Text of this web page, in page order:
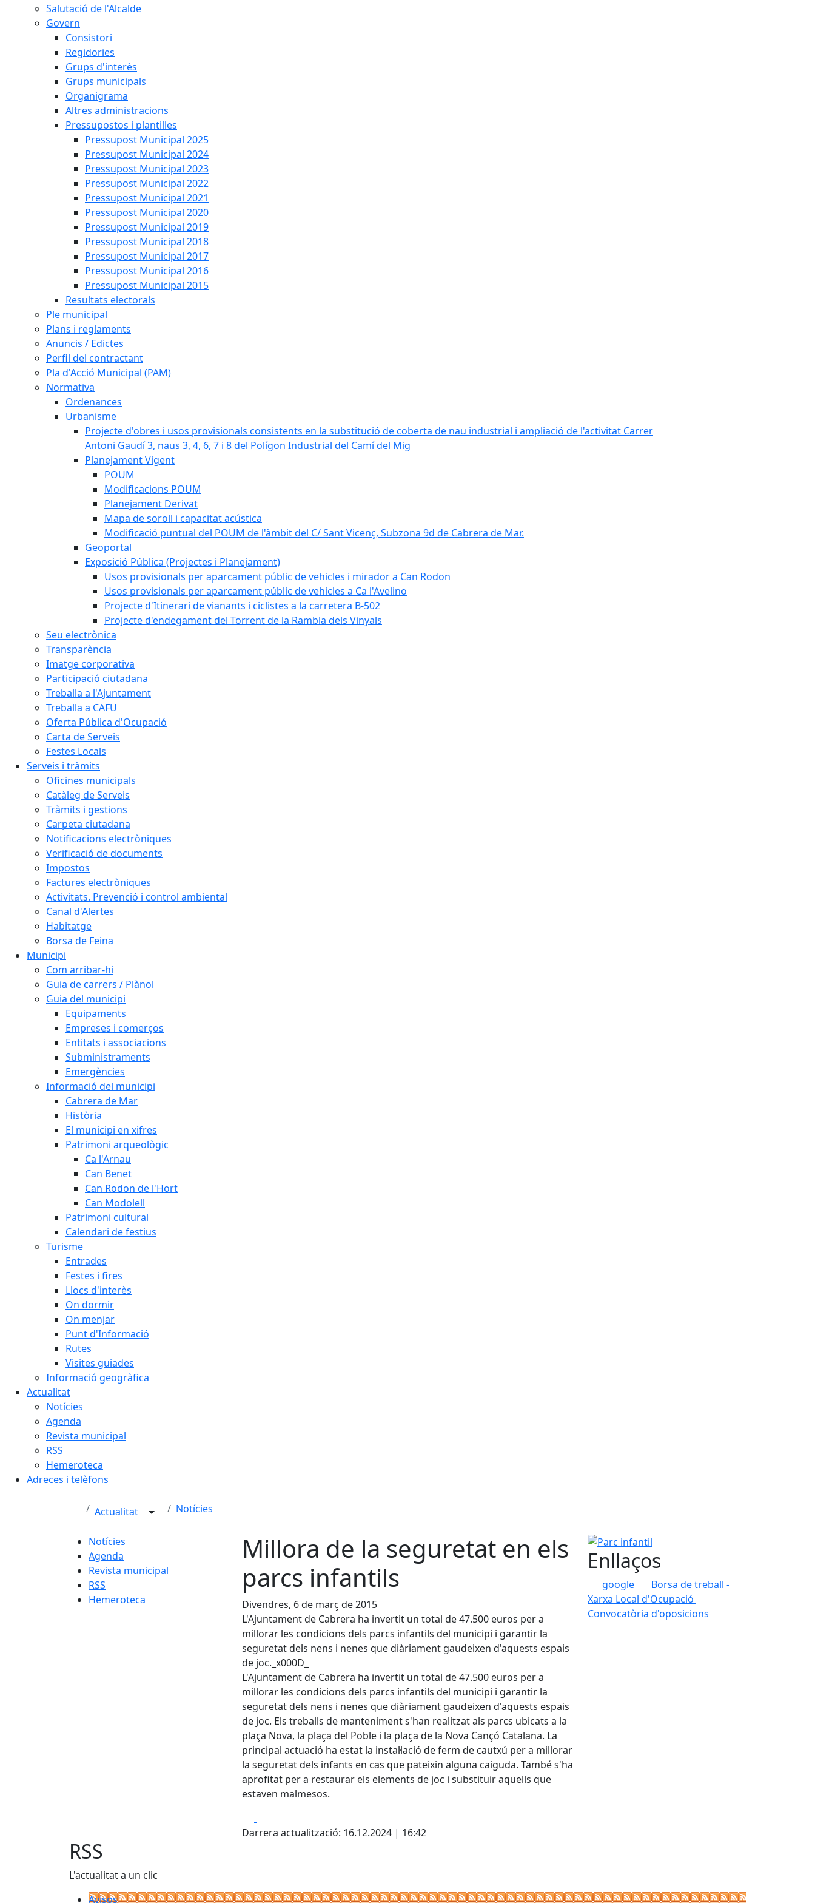
Salutació de l'Alcalde
Govern
Consistori
Regidories
Grups d'interès
Grups municipals
Organigrama
Altres administracions
Pressupostos i plantilles
Pressupost Municipal 2025
Pressupost Municipal 2024
Pressupost Municipal 2023
Pressupost Municipal 2022
Pressupost Municipal 2021
Pressupost Municipal 2020
Pressupost Municipal 2019
Pressupost Municipal 2018
Pressupost Municipal 2017
Pressupost Municipal 2016
Pressupost Municipal 2015
Resultats electorals
Ple municipal
Plans i reglaments
Anuncis / Edictes
Perfil del contractant
Pla d'Acció Municipal (PAM)
Normativa
Ordenances
Urbanisme
Projecte d'obres i usos provisionals consistents en la substitució de coberta de nau industrial i ampliació de l'activitat Carrer
Antoni Gaudí 3, naus 3, 4, 6, 7 i 8 del Polígon Industrial del Camí del Mig
Planejament Vigent
POUM
Modificacions POUM
Planejament Derivat
Mapa de soroll i capacitat acústica
Modificació puntual del POUM de l'àmbit del C/ Sant Vicenç, Subzona 9d de Cabrera de Mar.
Geoportal
Exposició Pública (Projectes i Planejament)
Usos provisionals per aparcament públic de vehicles i mirador a Can Rodon
Usos provisionals per aparcament públic de vehicles a Ca l'Avelino
Projecte d'Itinerari de vianants i ciclistes a la carretera B-502
Projecte d'endegament del Torrent de la Rambla dels Vinyals
Seu electrònica
Transparència
Imatge corporativa
Participació ciutadana
Treballa a l'Ajuntament
Treballa a CAFU
Oferta Pública d'Ocupació
Carta de Serveis
Festes Locals
Serveis i tràmits
Oficines municipals
Catàleg de Serveis
Tràmits i gestions
Carpeta ciutadana
Notificacions electròniques
Verificació de documents
Impostos
Factures electròniques
Activitats. Prevenció i control ambiental
Canal d'Alertes
Habitatge
Borsa de Feina
Municipi
Com arribar-hi
Guia de carrers / Plànol
Guia del municipi
Equipaments
Empreses i comerços
Entitats i associacions
Subministraments
Emergències
Informació del municipi
Cabrera de Mar
Història
El municipi en xifres
Patrimoni arqueològic
Ca l'Arnau
Can Benet
Can Rodon de l'Hort
Can Modolell
Patrimoni cultural
Calendari de festius
Turisme
Entrades
Festes i fires
Llocs d'interès
On dormir
On menjar
Punt d'Informació
Rutes
Visites guiades
Informació geogràfica
Actualitat
Notícies
Agenda
Revista municipal
RSS
Hemeroteca
Adreces i telèfons
Actualitat Notícies
Notícies
Agenda
Revista municipal
RSS
Hemeroteca
Millora de la seguretat en els
parcs infantils
Divendres, 6 de març de 2015
L'Ajuntament de Cabrera ha invertit un total de 47.500 euros per a
millorar les condicions dels parcs infantils del municipi i garantir la
seguretat dels nens i nenes que diàriament gaudeixen d'aquests espais
de joc._x000D_
L'Ajuntament de Cabrera ha invertit un total de 47.500 euros per a
millorar les condicions dels parcs infantils del municipi i garantir la
seguretat dels nens i nenes que diàriament gaudeixen d'aquests espais
de joc. Els treballs de manteniment s'han realitzat als parcs ubicats a la
plaça Nova, la plaça del Poble i la plaça de la Nova Cançó Catalana. La
principal actuació ha estat la instal·lació de ferm de cautxú per a millorar
la seguretat dels infants en cas que pateixin alguna caiguda. També s'ha
aprofitat per a restaurar els elements de joc i substituir aquells que
estaven malmesos.
Darrera actualització: 16.12.2024 | 16:42
Parc infantil
Enllaços
google
Borsa de treball -
Xarxa Local d'Ocupació
Convocatòria d'oposicions
RSS
L'actualitat a un clic
Avisos